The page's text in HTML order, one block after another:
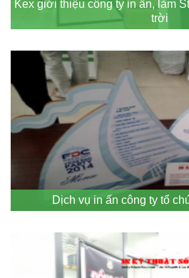
Kex giới thiệu công ty in ấn, làm
trời
Dịch vụ in ấn công ty tổ